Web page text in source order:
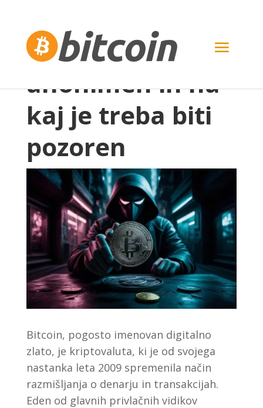
Kako je Bitcoin
anonimen in na
kaj je treba biti
pozoren
Bitcoin, pogosto imenovan digitalno
zlato, je kriptovaluta, ki je od svojega
nastanka leta 2009 spremenila način
razmišljanja o denarju in transakcijah.
Eden od glavnih privlačnih vidikov